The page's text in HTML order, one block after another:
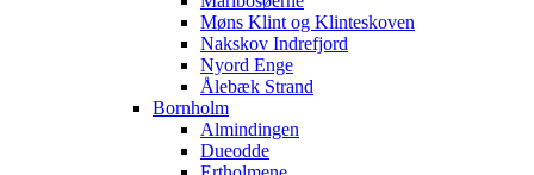
Møns Klint og Klinteskoven
Nakskov Indrefjord
Nyord Enge
Ålebæk Strand
Bornholm
Almindingen
Dueodde